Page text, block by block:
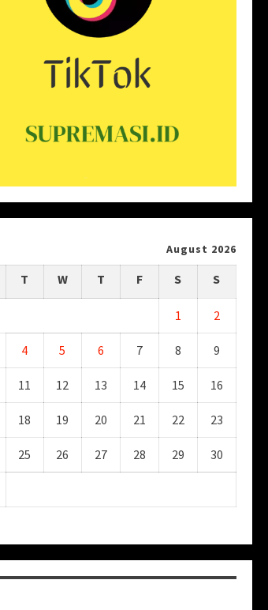
August 2026
T W T F S S
1 2
4 5 6 7 8 9
11 12 13 14 15 16
18 19 20 21 22 23
25 26 27 28 29 30